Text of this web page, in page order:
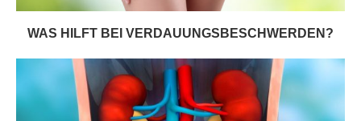
WAS HILFT BEI VERDAUUNGSBESCHWERDEN?